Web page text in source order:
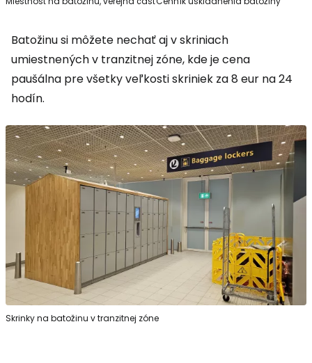
Batožinu si môžete nechať aj v skriniach
umiestnených v tranzitnej zóne, kde je cena
paušálna pre všetky veľkosti skriniek za 8 eur na 24
hodín.
Skrinky na batožinu v tranzitnej zóne